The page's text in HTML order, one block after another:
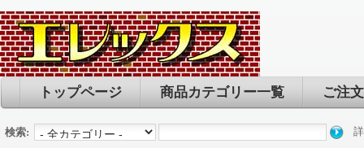
トップページ 商品カテゴリー一覧 ご注
検索: